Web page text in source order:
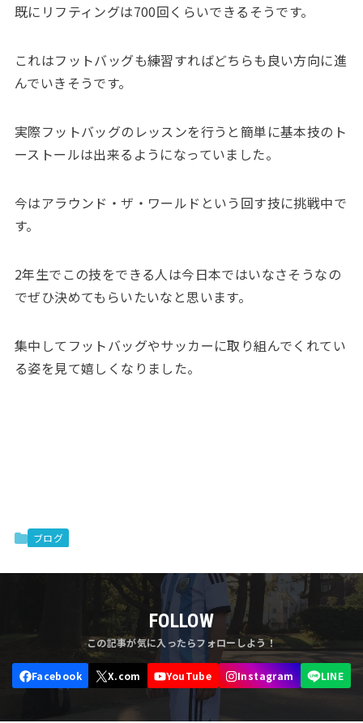
既にリフティングは700回くらいできるそうです。
これはフットバッグも練習すればどちらも良い方向に進
んでいきそうです。
実際フットバッグのレッスンを行うと簡単に基本技のト
ーストールは出来るようになっていました。
今はアラウンド・ザ・ワールドという回す技に挑戦中で
す。
2年生でこの技をできる人は今日本ではいなさそうなの
でぜひ決めてもらいたいなと思います。
集中してフットバッグやサッカーに取り組んでくれてい
る姿を見て嬉しくなりました。
ブログ
FOLLOW